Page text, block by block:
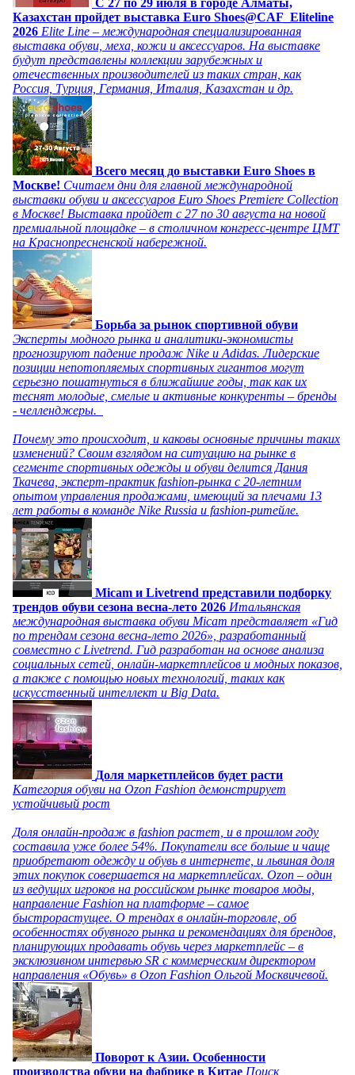
C 27 по 29 июля в городе Алматы,
Казахстан пройдет выставка Euro Shoes@CAF_Eliteline
2026 Elite Line – международная специализированная
выставка обуви, меха, кожи и аксессуаров. На выставке
будут представлены коллекции зарубежных и
отечественных производителей из таких стран, как
Россия, Турция, Германия, Италия, Казахстан и др.
Всего месяц до выставки Euro Shoes в
Москве! Считаем дни для главной международной
выставки обуви и аксессуаров Euro Shoes Premiere Collection
в Москве! Выставка пройдет с 27 по 30 августа на новой
премиальной площадке – в столичном конгресс-центре ЦМТ
на Краснопресненской набережной.
Борьба за рынок спортивной обуви
Эксперты модного рынка и аналитики-экономисты
прогнозируют падение продаж Nike и Adidas. Лидерские
позиции непотопляемых спортивных гигантов могут
серьезно пошатнуться в ближайшие годы, так как их
теснят молодые, смелые и активные конкуренты – бренды
- челленджеры.
Почему это происходит, и каковы основные причины таких
изменений? Своим взглядом на ситуацию на рынке в
сегменте спортивных одежды и обуви делится Дания
Ткачева, эксперт-практик fashion-рынка с 20-летним
опытом управления продажами, имеющий за плечами 13
лет работы в команде Nike Russia и fashion-ритейле.
Micam и Livetrend представили подборку
трендов обуви сезона весна-лето 2026 Итальянская
международная выставка обуви Micam представляет «Гид
по трендам сезона весна-лето 2026», разработанный
совместно с Livetrend. Гид разработан на основе анализа
социальных сетей, онлайн-маркетплейсов и модных показов,
а также с помощью новых технологий, таких как
искусственный интеллект и Big Data.
Доля маркетплейсов будет расти
Категория обуви на Ozon Fashion демонстрирует
устойчивый рост
Доля онлайн-продаж в fashion растет, и в прошлом году
составила уже более 54%. Покупатели все больше и чаще
приобретают одежду и обувь в интернете, и львиная доля
этих покупок совершается на маркетплейсах. Ozon – один
из ведущих игроков на российском рынке товаров моды,
направление Fashion на платформе – самое
быстрорастущее. О трендах в онлайн-торговле, об
особенностях обувного рынка и рекомендациях для брендов,
планирующих продавать обувь через маркетплейс – в
эксклюзивном интервью SR с коммерческим директором
направления «Обувь» в Ozon Fashion Ольгой Москвичевой.
Поворот к Азии. Особенности
производства обуви на фабрике в Китае Поиск